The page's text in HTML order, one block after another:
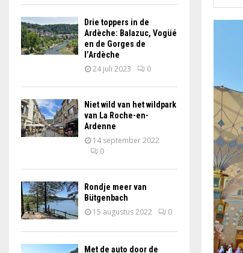
Drie toppers in de
Ardèche: Balazuc, Vogüé
en de Gorges de
l’Ardèche
24 juli 2023 0
Niet wild van het wildpark
van La Roche-en-
Ardenne
14 september 2022
0
Rondje meer van
Bütgenbach
15 augustus 2022 0
Met de auto door de